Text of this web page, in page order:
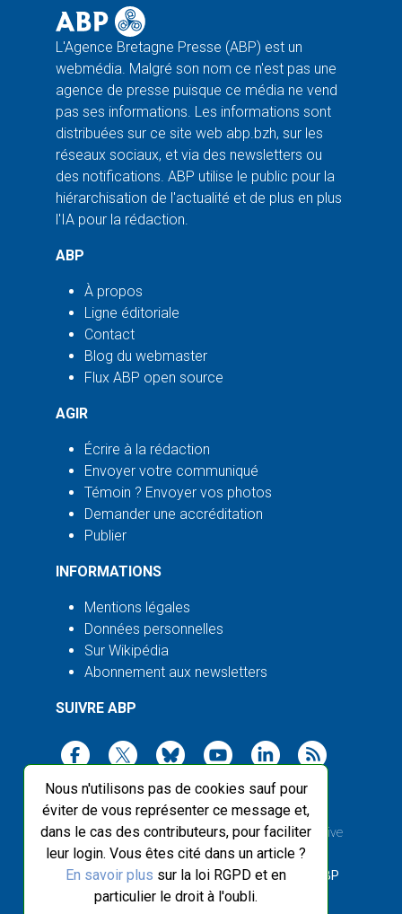
Nous n'utilisons pas de cookies sauf pour
éviter de vous représenter ce message et,
dans le cas des contributeurs, pour faciliter
leur login. Vous êtes cité dans un article ?
En savoir plus sur la loi RGPD et en
particulier le droit à l'oubli.
L'Agence Bretagne Presse (ABP) est un
webmédia. Malgré son nom ce n'est pas une
agence de presse puisque ce média ne vend
pas ses informations. Les informations sont
distribuées sur ce site web abp.bzh, sur les
réseaux sociaux, et via des newsletters ou
des notifications. ABP utilise le public pour la
hiérarchisation de l'actualité et de plus en plus
l'IA pour la rédaction.
ABP
À propos
Ligne éditoriale
Contact
Blog du webmaster
Flux ABP open source
AGIR
Écrire à la rédaction
Envoyer votre communiqué
Témoin ? Envoyer vos photos
Demander une accréditation
Publier
INFORMATIONS
Mentions légales
Données personnelles
Sur Wikipédia
Abonnement aux newsletters
SUIVRE ABP
2003-2026 ©Agence Bretagne Presse, sauf Creative
Commons
Front-end design :Breizhek Studio , Back-end : ABP